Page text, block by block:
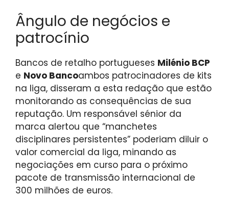
Ângulo de negócios e
patrocínio
Bancos de retalho portugueses Milénio BCP
e Novo Bancoambos patrocinadores de kits
na liga, disseram a esta redação que estão
monitorando as consequências de sua
reputação. Um responsável sénior da
marca alertou que “manchetes
disciplinares persistentes” poderiam diluir o
valor comercial da liga, minando as
negociações em curso para o próximo
pacote de transmissão internacional de
300 milhões de euros.